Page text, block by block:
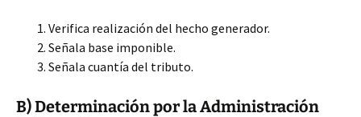
Verifica realización del hecho generador.
Señala base imponible.
Señala cuantía del tributo.
B) Determinación por la Administración